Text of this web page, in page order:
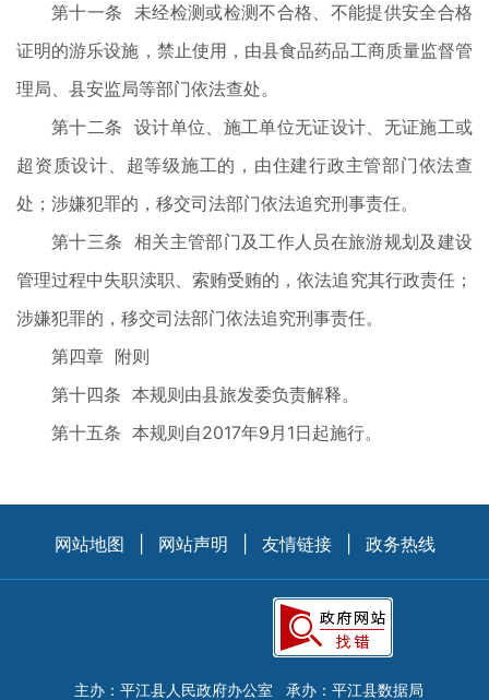
第十一条 未经检测或检测不合格、不能提供安全合格
证明的游乐设施，禁止使用，由县食品药品工商质量监督管
理局、县安监局等部门依法查处。
第十二条 设计单位、施工单位无证设计、无证施工或
超资质设计、超等级施工的，由住建行政主管部门依法查
处；涉嫌犯罪的，移交司法部门依法追究刑事责任。
第十三条 相关主管部门及工作人员在旅游规划及建设
管理过程中失职渎职、索贿受贿的，依法追究其行政责任；
涉嫌犯罪的，移交司法部门依法追究刑事责任。
第四章 附则
第十四条 本规则由县旅发委负责解释。
第十五条 本规则自2017年9月1日起施行。
网站地图 网站声明 友情链接 政务热线
主办：平江县人民政府办公室 承办：平江县数据局